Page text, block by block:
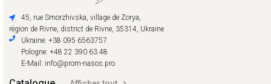
45, rue Smorzhivska, village de Zorya,
région de Rivne, district de Rivne, 35314, Ukraine
Ukraine: +38 095 6563757
Pologne: +48 22 390 63 48
E-Mail: info@prom-nasos.pro